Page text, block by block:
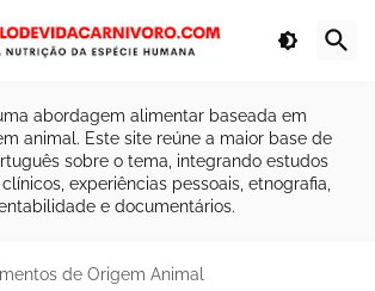
abordagem alimentar baseada em
animal. Este site reúne a maior base de
sobre o tema, integrando estudos
experiências pessoais, etnografia,
e documentários.
de Origem Animal